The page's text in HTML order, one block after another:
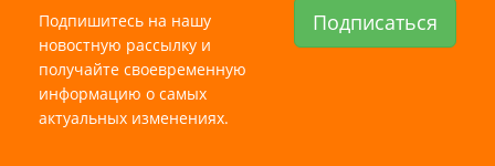
Подпишитесь на нашу
новостную рассылку и
получайте своевременную
информацию о самых
актуальных изменениях.
Подписаться